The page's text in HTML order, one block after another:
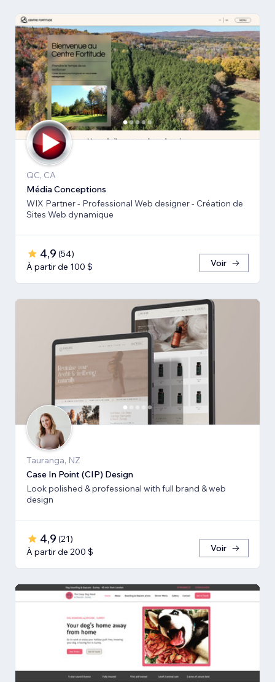
QC, CA
Média Conceptions
WIX Partner - Professional Web designer - Création de
Sites Web dynamique
4,9 (54)
À partir de 100 $
Voir
Tauranga, NZ
Case In Point (CIP) Design
Look polished & professional with full brand & web
design
4,9 (21)
À partir de 200 $
Voir